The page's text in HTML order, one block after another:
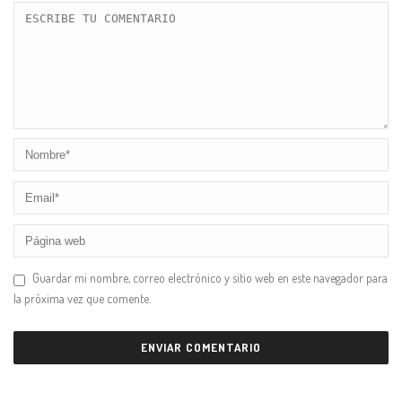
Guardar mi nombre, correo electrónico y sitio web en este navegador para
la próxima vez que comente.